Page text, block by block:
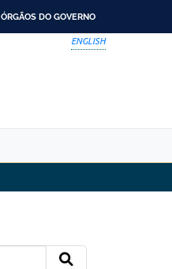
ÓRGÃOS DO GOVERNO
ENGLISH